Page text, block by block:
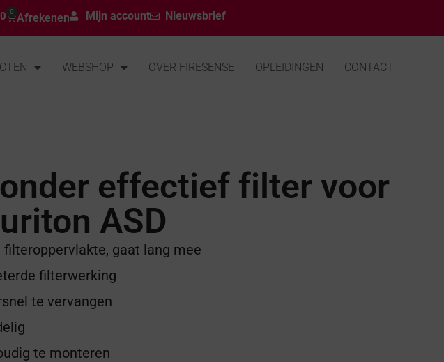
0 Afrekenen Mijn account Nieuwsbrief
WEBSHOP OVER FIRESENSE OPLEIDINGEN CONTACT
effectief filter voor
ASD
filteroppervlakte, gaat lang mee
filterwerking
te vervangen
te monteren